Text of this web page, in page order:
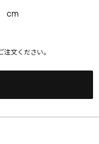
cm
文ください。